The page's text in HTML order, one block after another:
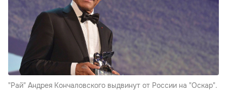
"Рай" Андрея Кончаловского выдвинут от России на "Оскар".